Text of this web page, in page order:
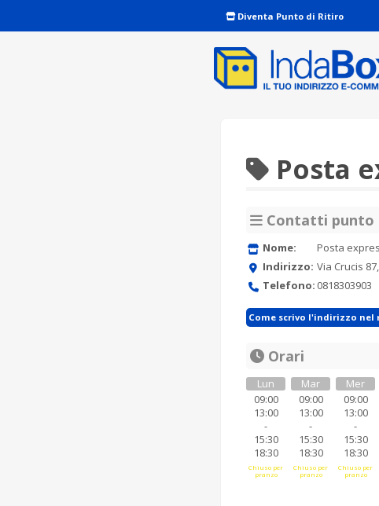
Diventa Punto di Ritiro
Posta
Contatti punto
Nome:
Posta
Indirizzo: Via Crucis
Telefono: 0818303903
Come scrivo l'indirizzo nel
Orari
Lun
09:00
13:00
-
15:30
18:30
Chiuso per
pranzo
Mar
09:00
13:00
-
15:30
18:30
Chiuso per
pranzo
Mer
09:00
13:00
-
15:30
18:30
Chiuso per
pranzo